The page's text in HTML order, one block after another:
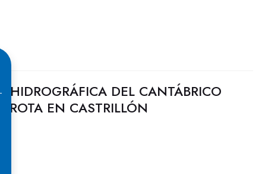
HIDROGRÁFICA DEL CANTÁBRICO
EN CASTRILLÓN